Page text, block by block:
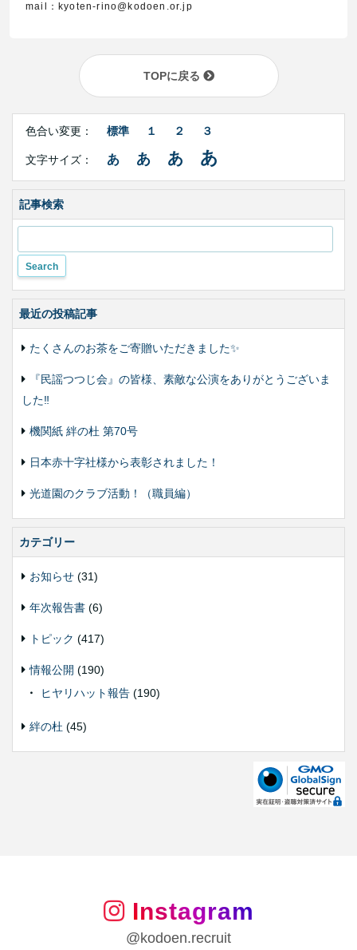
mail：kyoten-rino@kodoen.or.jp
TOPに戻る
Right
Contents
合
変
色合い変更： 標準 １ ２ ３
文字サイズ： あ あ あ あ
記事検索
最近の投稿記事
たくさんのお茶をご寄贈いただきました✨
『民謡つつじ会』の皆様、素敵な公演をありがとうございま
した‼️
機関紙 絆の杜 第70号
日本赤十字社様から表彰されました！
光道園のクラブ活動！（職員編）
カテゴリー
お知らせ (31)
年次報告書 (6)
トピック (417)
情報公開 (190)
ヒヤリハット報告 (190)
絆の杜 (45)
Instagram
@kodoen.recruit